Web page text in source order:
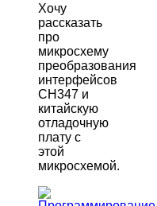
Хочу
рассказать
про
микросхему
преобразования
интерфейсов
CH347 и
китайскую
отладочную
плату с
этой
микросхемой.